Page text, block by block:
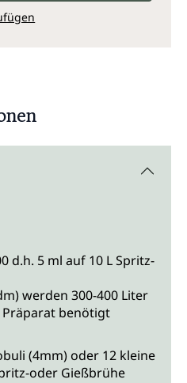
d.h. 5 ml auf 10 L Spritz-
werden 300-400 Liter
Präparat benötigt
(4mm) oder 12 kleine
oder Gießbrühe